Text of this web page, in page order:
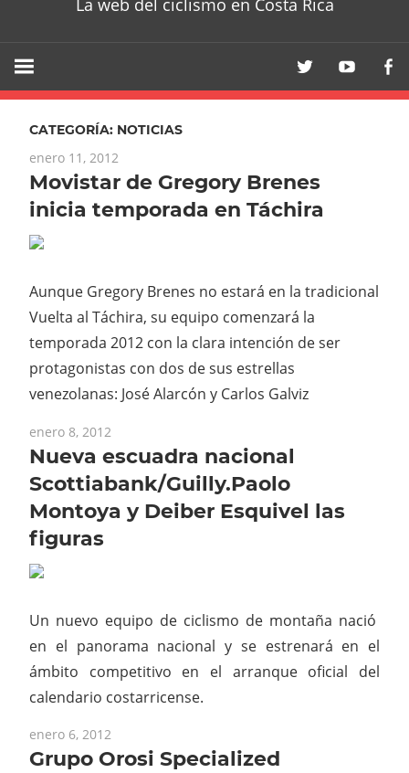
La web del ciclismo en Costa Rica
CATEGORÍA: NOTICIAS
enero 11, 2012
Movistar de Gregory Brenes
inicia temporada en Táchira
Aunque Gregory Brenes no estará en la tradicional
Vuelta al Táchira, su equipo comenzará la
temporada 2012 con la clara intención de ser
protagonistas con dos de sus estrellas
venezolanas: José Alarcón y Carlos Galviz
enero 8, 2012
Nueva escuadra nacional
Scottiabank/Guilly.Paolo
Montoya y Deiber Esquivel las
figuras
Un nuevo equipo de ciclismo de montaña nació
en el panorama nacional y se estrenará en el
ámbito competitivo en el arranque oficial del
calendario costarricense.
enero 6, 2012
Grupo Orosi Specialized